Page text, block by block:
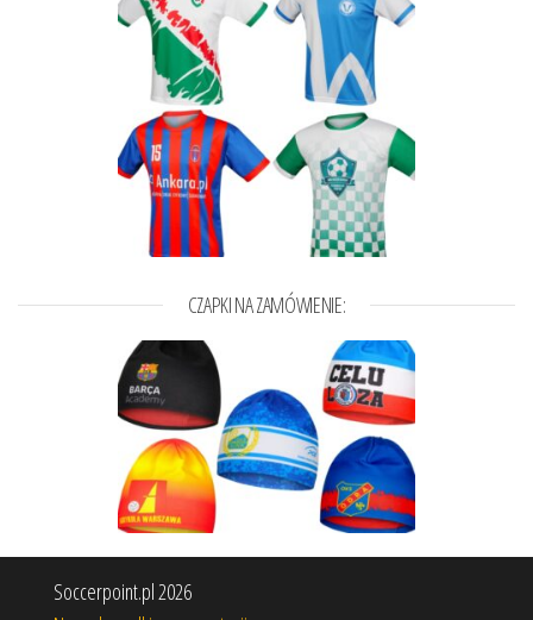
CZAPKI NA ZAMÓWIENIE:
Soccerpoint.pl 2026